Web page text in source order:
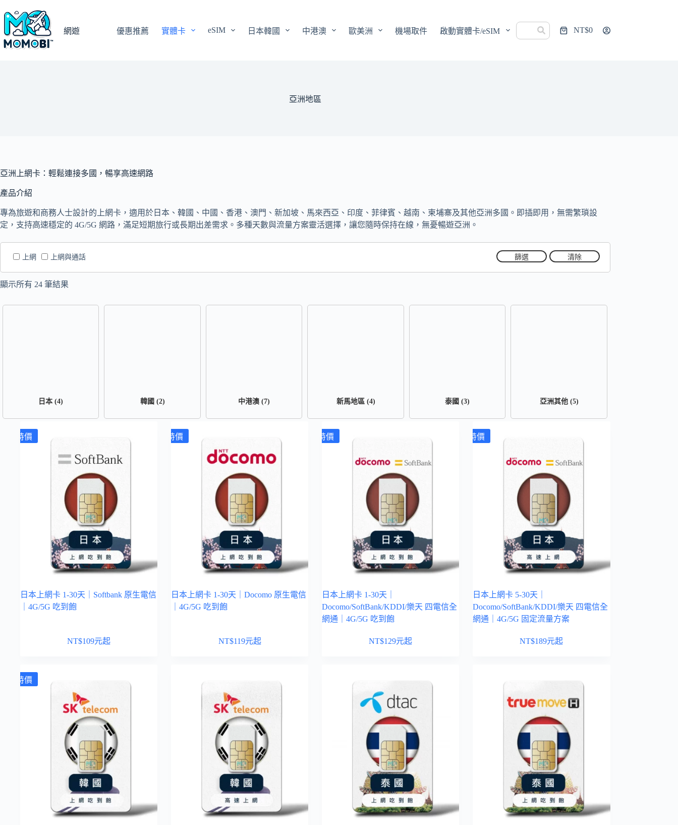
至
要
網遊 優惠推薦 實體卡 eSIM 日本韓國 中港澳 歐美洲 機場取件 啟動實體卡/eSIM
購
NT$0
亞洲地區
亞洲上網卡：輕鬆連接多國，暢享高速網路
產品介紹
專為旅遊和商務人士設計的上網卡，適用於日本、韓國、中國、香港、澳門、新加坡、馬來西亞、印度、菲律賓、越南、柬埔寨及其他亞洲多國。即插即用，無需繁瑣設
定，支持高速穩定的 4G/5G 網路，滿足短期旅行或長期出差需求。多種天數與流量方案靈活選擇，讓您隨時保持在線，無憂暢遊亞洲。
上網 上網與通話 篩選 清除
顯示所有 24 筆結果
日本(4) 韓國 (2) 中港澳(7) 新馬地區 (4) 泰國(3) 亞洲其他 (5)
特價
日本上網卡 1-30天｜Softbank 原生電信
｜4G/5G 吃到飽
NT$109元起
特價
日本上網卡 1-30天｜Docomo 原生電信
｜4G/5G 吃到飽
NT$119元起
特價
日本上網卡 1-30天｜
Docomo/SoftBank/KDDI/樂天 四電信全
網通｜4G/5G 吃到飽
NT$129元起
特價
日本上網卡 5-30天｜
Docomo/SoftBank/KDDI/樂天 四電信全
網通｜4G/5G 固定流量方案
NT$189元起
特價